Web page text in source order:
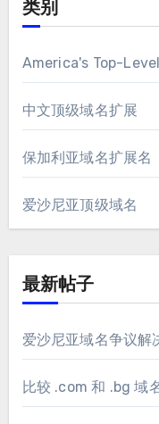
类别
America's Top-
中文顶级域名扩展
保加利亚域名扩展名
爱沙尼亚顶级域名
最新帖子
爱沙尼亚域名争议解
比较 .com 和 .bg 域